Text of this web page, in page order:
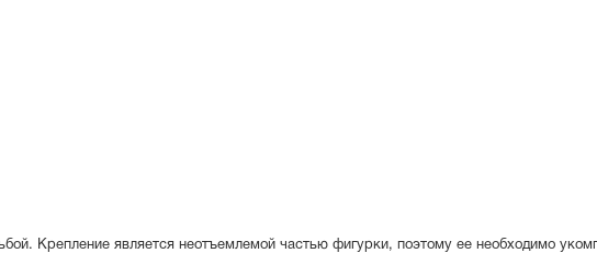
Крепление является неотъемлемой частью фигурки, поэтому ее необходимо